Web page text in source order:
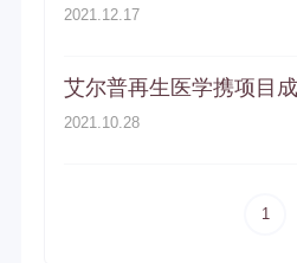
2021.12.17
2021.10.28
1